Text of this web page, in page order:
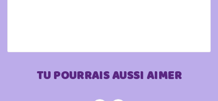
TU POURRAIS AUSSI AIMER